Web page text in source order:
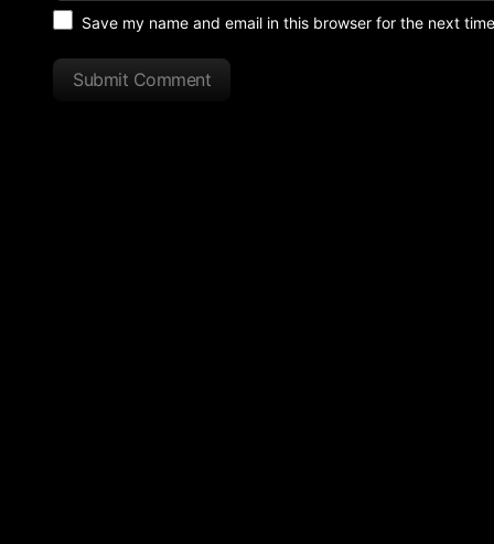
Save my name and email in this browser for the next
Submit Comment